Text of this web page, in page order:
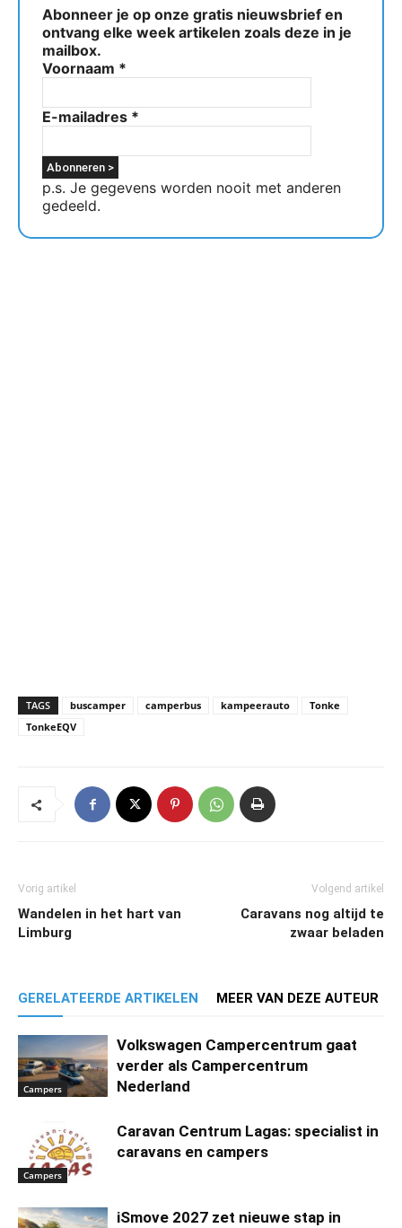
Abonneer je op onze gratis nieuwsbrief en
ontvang elke week artikelen zoals deze in je
mailbox.
Voornaam *
E-mailadres *
p.s. Je gegevens worden nooit met anderen
gedeeld.
TAGS buscamper camperbus kampeerauto
Tonke
TonkeEQV
Vorig artikel
Wandelen in het hart van
Limburg
Volgend artikel
Caravans nog altijd te
zwaar beladen
GERELATEERDE ARTIKELEN MEER VAN DEZE AUTEUR
Campers
Volkswagen Campercentrum gaat
verder als Campercentrum
Nederland
Campers
Caravan Centrum Lagas: specialist in
caravans en campers
iSmove 2027 zet nieuwe stap in